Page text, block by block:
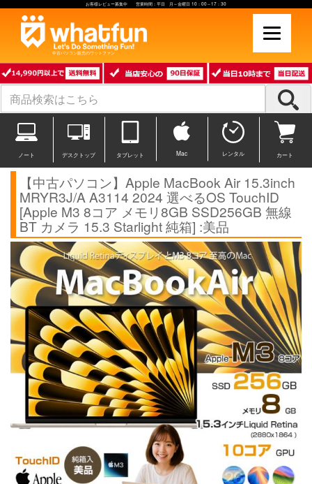
お客様レビュー募集中 営業時間：平日 月～金曜日 10：00～17：30
中古パソコン販売のワットファン
ノート デスクトップ タブレット Mac レンタル カート
【中古パソコン】Apple MacBook Air 15.3inch
MRYR3J/A A3114 2024 選べるOS TouchID
[Apple M3 8コア メモリ8GB SSD256GB 無線
BT カメラ 15.3 Starlight 純箱] :美品